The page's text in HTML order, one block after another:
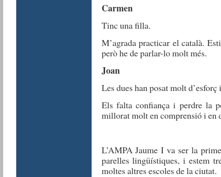
Carmen
Tinc una filla.
M’agrada practicar el català.
però he de parlar-lo molt més.
Joan
Les dues han posat molt d’esforç
Els falta confiança i perdre la
millorat molt en comprensió i en
L’AMPA Jaume I va ser la
parelles lingüístiques, i estem
moltes altres escoles de la ciutat.